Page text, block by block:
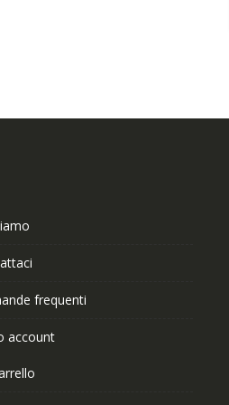
frequenti
account